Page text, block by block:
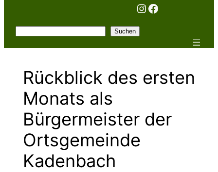
Instagram
Facebook
Suchen
Rückblick des ersten
Monats als
Bürgermeister der
Ortsgemeinde
Kadenbach